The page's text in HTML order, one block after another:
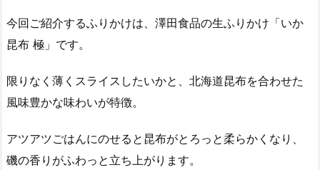
今回ご紹介するふりかけは、澤田食品の生ふりかけ「いか
昆布 極」です。
限りなく薄くスライスしたいかと、北海道昆布を合わせた
風味豊かな味わいが特徴。
アツアツごはんにのせると昆布がとろっと柔らかくなり、
磯の香りがふわっと立ち上がります。